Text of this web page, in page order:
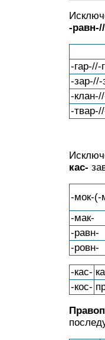
-
-гар-//-
-зар-//-
-
-
кас-
-мок-(-
-мак-
-равн-
-ровн-
-кас-
-кос-